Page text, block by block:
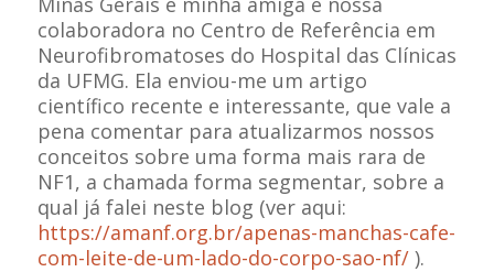
colaboradora no Centro de Referência em
Neurofibromatoses do Hospital das Clínicas
da UFMG. Ela enviou-me um artigo
científico recente e interessante, que vale a
pena comentar para atualizarmos nossos
conceitos sobre uma forma mais rara de
NF1, a chamada forma segmentar, sobre a
qual já falei neste blog (ver aqui:
https://amanf.org.br/apenas-manchas-cafe-
com-leite-de-um-lado-do-corpo-sao-nf/).